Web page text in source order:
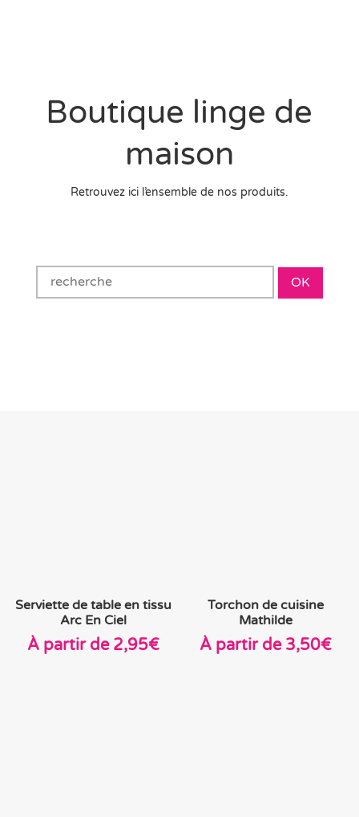
Boutique linge de
maison
Retrouvez ici l’ensemble de nos produits.
OK
Serviette de table en tissu
Arc En Ciel
À partir de 2,95€
Torchon de cuisine
Mathilde
À partir de 3,50€